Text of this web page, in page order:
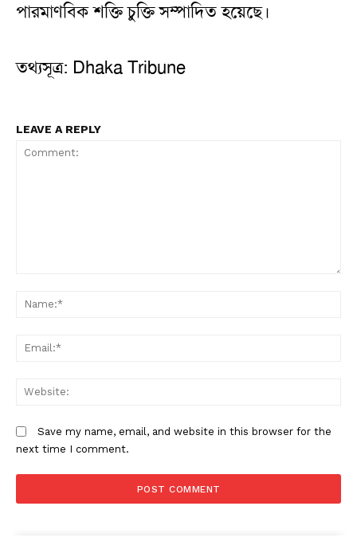
পারমাণবিক শক্তি চুক্তি সম্পাদিত হয়েছে।
তথ্যসূত্র: Dhaka Tribune
LEAVE A REPLY
Save my name, email, and website in this browser for the
next time I comment.